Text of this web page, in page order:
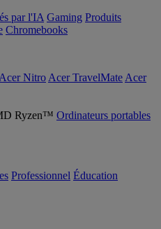
par l'IA Gaming Produits
Chromebooks
Acer Nitro Acer TravelMate Acer
Ordinateurs portables
Professionnel Éducation